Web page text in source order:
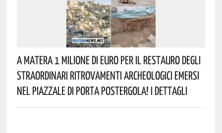
A Matera 1 Milione Di Euro Per Il Restauro Degli
Straordinari Ritrovamenti Archeologici Emersi
Nel Piazzale Di Porta Postergola! I Dettagli